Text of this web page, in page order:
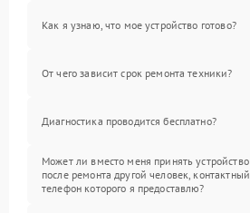
Как я узнаю, что мое устройство готово?
От чего зависит срок ремонта техники?
Диагностика проводится бесплатно?
Может ли вместо меня принять устройство
после ремонта другой человек, контактный
телефон которого я предоставлю?